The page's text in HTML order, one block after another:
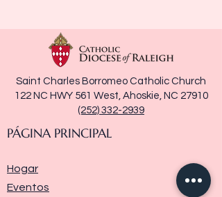
Saint Charles Borromeo Catholic Church
122 NC HWY 561 West, Ahoskie, NC 27910
(252) 332-2939
PÁGINA PRINCIPAL
Hogar
Eventos